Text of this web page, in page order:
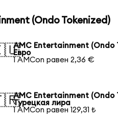
(Ondo Tokenized)
AMC Entertainment (Ondo
Евро
1 AMCon равен 2,36 €
AMC Entertainment (Ondo
Турецкая лира
1 AMCon равен 129,31 ₺